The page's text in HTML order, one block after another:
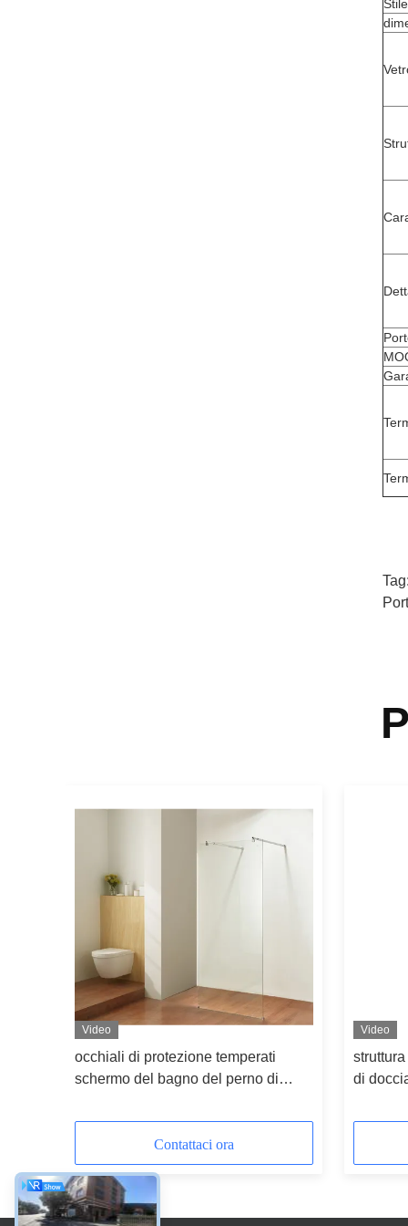
Tag:
Video
occhiali di protezione temperati
schermo del bagno del perno di
Contattaci ora
Video
di